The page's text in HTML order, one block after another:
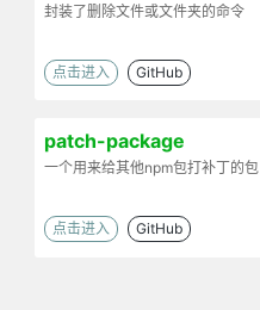
封装了删除文件或文件夹的命令
点击进入 GitHub
patch-package
一个用来给其他npm包打补丁的包
点击进入 GitHub